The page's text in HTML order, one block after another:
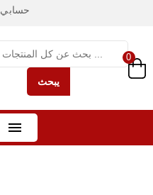
حسابي
يبحث
0
